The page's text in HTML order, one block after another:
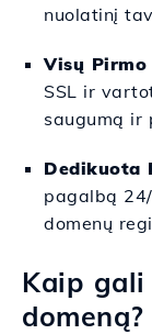
nuolatinį
Visų Pirmo
SSL ir
saugumą ir
Dedikuota
pagalbą
domenų
Kaip
domeną?